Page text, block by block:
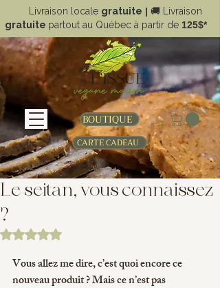
BOUTIQUE
Livraison locale gratuite | 🚚
Livraison
gratuite partout au Québec à partir de 125$*
CARTE CADEAU
Le seitan, vous connaissez
?
Noté NaN étoiles sur 5.
Vous allez me dire, c’est quoi encore ce
nouveau produit ? Mais ce n’est pas